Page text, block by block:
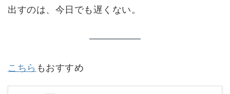
出すのは、今日でも遅くない。
こちら もおすすめ